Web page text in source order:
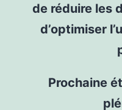
de réduire les
d’optimiser
Prochaine